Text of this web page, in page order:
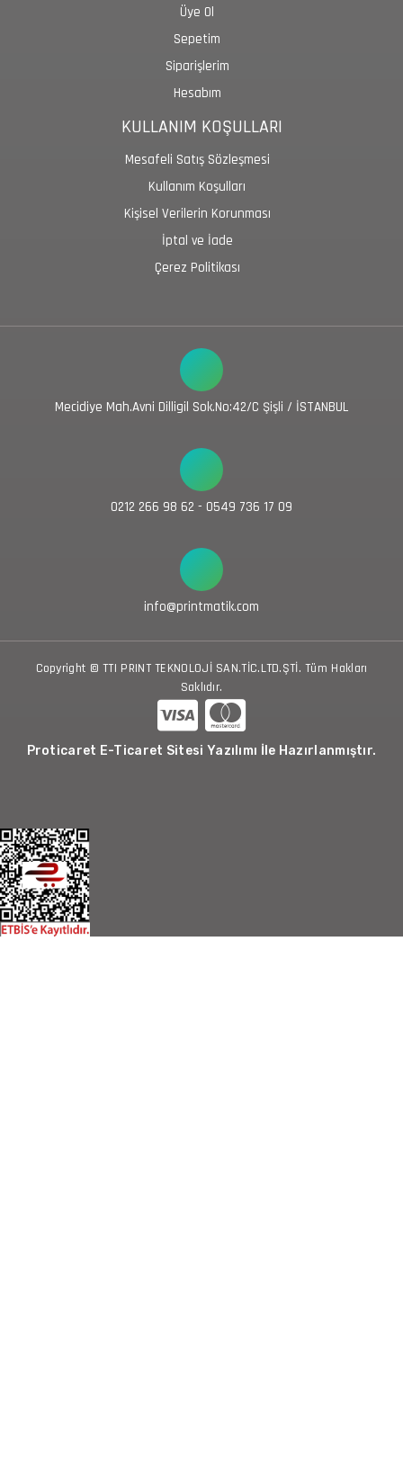
Üye Ol
Sepetim
Siparişlerim
Hesabım
KULLANIM KOŞULLARI
Mesafeli Satış Sözleşmesi
Kullanım Koşulları
Kişisel Verilerin Korunması
İptal ve İade
Çerez Politikası
Mecidiye Mah.Avni Dilligil Sok.No:42/C Şişli / İSTANBUL
0212 266 98 62 - 0549 736 17 09
info@printmatik.com
Copyright © TTI PRINT TEKNOLOJİ SAN.TİC.LTD.ŞTİ. Tüm Hakları
Saklıdır.
Proticaret E-Ticaret Sitesi Yazılımı İle Hazırlanmıştır.